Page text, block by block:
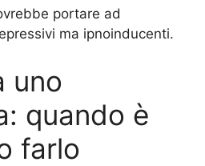
portare ad
ma ipnoinducenti.
uno
quando è
farlo